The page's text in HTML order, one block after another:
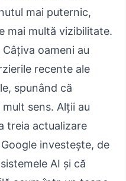
mai puternic,
mai multă vizibilitate.
oameni au
recente ale
spunând că
sens. Alții au
treia actualizare
investește, de
AI și că